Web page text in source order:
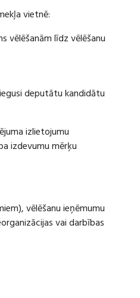
vietnē:
vēlēšanām līdz vēlēšanu
deputātu kandidātu
izlietojumu
izdevumu mērķu
vēlēšanu ieņēmumu
vai darbības